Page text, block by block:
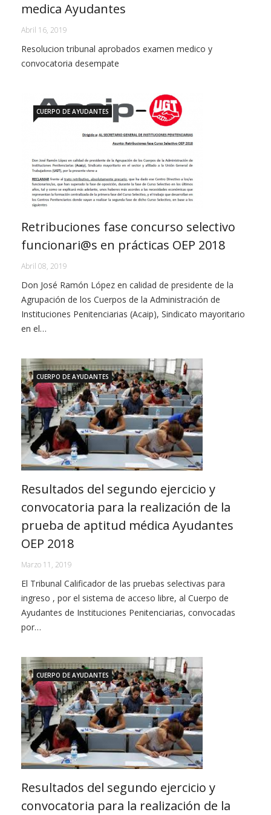
medica Ayudantes
Abril 16, 2019
Resolucion tribunal aprobados examen medico y
convocatoria desempate
CUERPO DE AYUDANTES
Retribuciones fase concurso selectivo
funcionari@s en prácticas OEP 2018
Abril 08, 2019
Don José Ramón López en calidad de presidente de la
Agrupación de los Cuerpos de la Administración de
Instituciones Penitenciarias (Acaip), Sindicato mayoritario
en el…
CUERPO DE AYUDANTES
Resultados del segundo ejercicio y
convocatoria para la realización de la
prueba de aptitud médica Ayudantes
OEP 2018
Marzo 11, 2019
El Tribunal Calificador de las pruebas selectivas para
ingreso , por el sistema de acceso libre, al Cuerpo de
Ayudantes de Instituciones Penitenciarias, convocadas
por…
CUERPO DE AYUDANTES
Resultados del segundo ejercicio y
convocatoria para la realización de la